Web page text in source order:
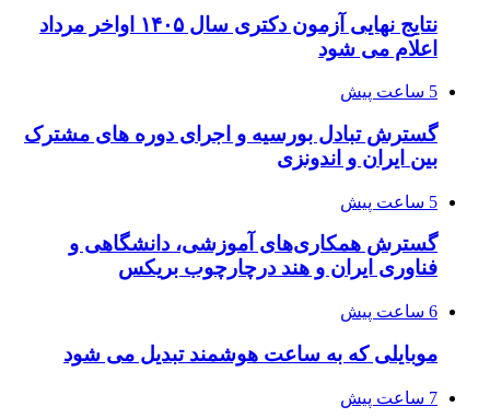
نتایج نهایی آزمون دکتری سال ۱۴۰۵ اواخر مرداد
اعلام می شود
5 ساعت پیش
گسترش تبادل بورسیه و اجرای دوره های مشترک
بین ایران و اندونزی
5 ساعت پیش
گسترش همکاری‌های آموزشی، دانشگاهی و
فناوری ایران و هند درچارچوب بریکس
6 ساعت پیش
موبایلی که به ساعت هوشمند تبدیل می شود
7 ساعت پیش